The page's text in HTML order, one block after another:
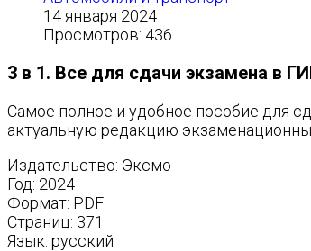
14 января 2024
Просмотров: 436
3 в 1. Все для сдачи экзамена в
Самое полное и удобное пособие для
актуальную редакцию
Издательство: Эксмо
Год: 2024
Формат: PDF
Страниц: 371
Язык: русский